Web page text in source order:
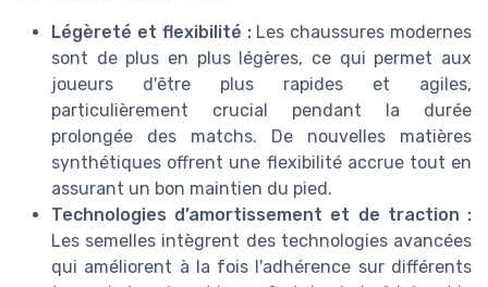
Légèreté et flexibilité :Les chaussures modernes
sont de plus en plus légères, ce qui permet aux
joueurs d'être plus rapides et agiles,
particulièrement crucial pendant la durée
prolongée des matchs. De nouvelles matières
synthétiques offrent une flexibilité accrue tout en
assurant un bon maintien du pied.
Technologies d’amortissement et de traction :
Les semelles intègrent des technologies avancées
qui améliorent à la fois l'adhérence sur différents